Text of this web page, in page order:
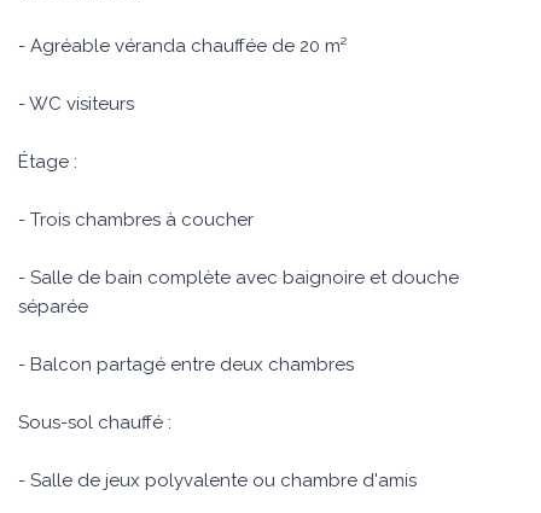
- Agréable véranda chauffée de 20 m²
- WC visiteurs
Étage :
- Trois chambres à coucher
- Salle de bain complète avec baignoire et douche
séparée
- Balcon partagé entre deux chambres
Sous-sol chauffé :
- Salle de jeux polyvalente ou chambre d'amis